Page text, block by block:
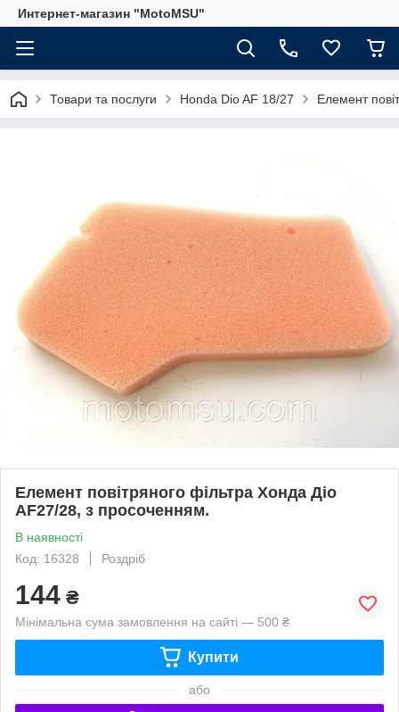
Интернет-магазин "MotoMSU"
Товари та послуги Honda Dio AF 18/27 Елемент
Елемент повітряного фільтра Хонда Діо
AF27/28, з просоченням.
В наявності
Код: 16328
Роздріб
144 ₴
Мінімальна сума замовлення на сайті — 500 ₴
Купити
або